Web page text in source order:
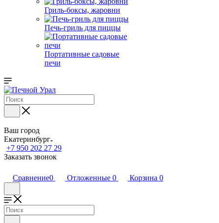
Гриль-боксы, жаровни
Печь-гриль для пиццы
Портативные садовые
печи
Ваш город
Екатеринбург
+7 950 202 27 29
Заказать звонок
Сравнение0 Отложенные 0 Корзина 0